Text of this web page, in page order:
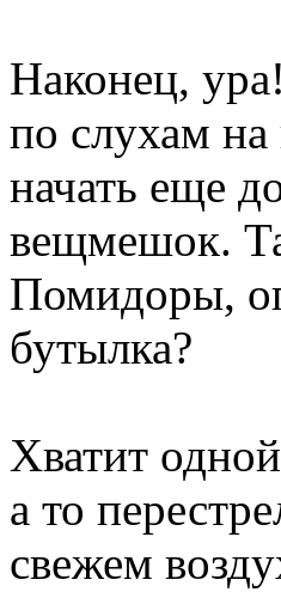
Наконец,
по слухам на
начать еще
вещмешок.
Помидоры,
бутылка?
Хватит
а то
свежем